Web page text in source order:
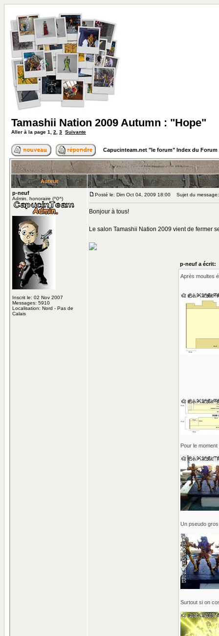
Tamashii Nation 2009 Autumn : "Hope"
Aller à la page 1 2 3 Suivante
Capucinteam.net "le forum" Index du Forum
Auteur
p-neuf
Admin. honoraire (^0^)
Inscrit le: 02 Nov 2007
Messages: 5910
Localisation: Nord - Pas de
Calais
Posté le: Dim Oct 04, 2009 18:00 Sujet du
Bonjour à tous!
Le salon Tamashii Nation 2009 vient de fermer
p-neuf a écrit:
Après moultes
Pour le
Un pseudo
Surtout si on